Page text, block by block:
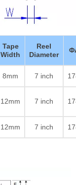
Tape
Width
Reel
Diameter
8mm 7 inch
12mm 7 inch
12mm 7 inch